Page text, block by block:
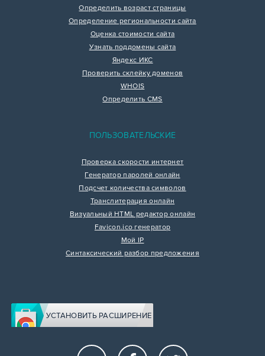
Определить возраст страницы
Определение региональности сайта
Оценка стоимости сайта
Узнать поддомены сайта
Яндекс ИКС
Проверить склейку доменов
WHOIS
Определить CMS
ПОЛЬЗОВАТЕЛЬСКИЕ
Проверка скорости интернет
Генератор паролей онлайн
Подсчет количества символов
Транслитерация онлайн
Визуальный HTML редактор онлайн
Favicon.ico генератор
Мой IP
Синтаксический разбор предложения
УСТАНОВИТЬ РАСШИРЕНИЕ